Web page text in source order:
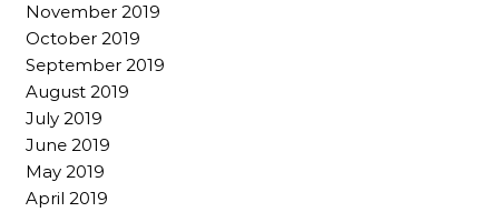
November 2019
October 2019
September 2019
August 2019
July 2019
June 2019
May 2019
April 2019